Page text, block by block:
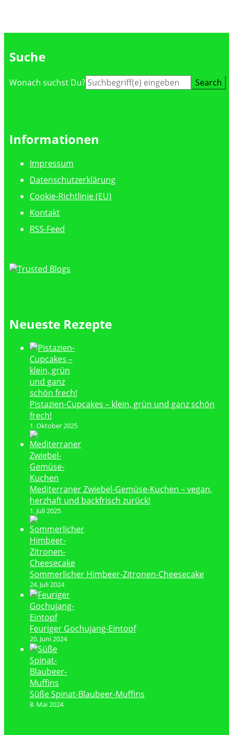
Suche
Suche
Wonach suchst Du?
Informationen
Impressum
Datenschutzerklärung
Cookie-Richtlinie (EU)
Kontakt
RSS-Feed
Neueste Rezepte
Pistazien-Cupcakes – klein, grün und ganz schön
frech!
1. Oktober 2025
Mediterraner Zwiebel-Gemüse-Kuchen – vegan,
herzhaft und backfrisch zurück!
1. Juli 2025
Sommerlicher Himbeer-Zitronen-Cheesecake
24. Juli 2024
Feuriger Gochujang-Eintopf
20. Juni 2024
Süße Spinat-Blaubeer-Muffins
8. Mai 2024